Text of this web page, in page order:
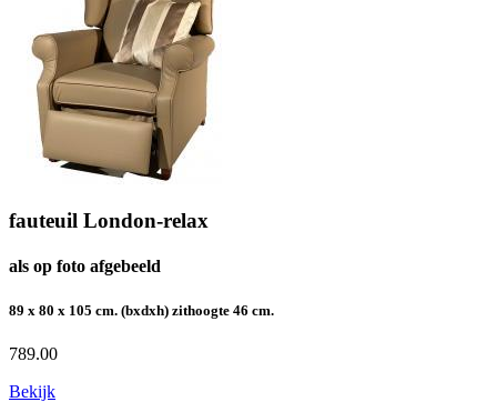
fauteuil London-relax
als op foto afgebeeld
89 x 80 x 105 cm. (bxdxh) zithoogte 46 cm.
789.00
Bekijk